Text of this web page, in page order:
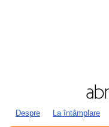
Despre La întâmplare